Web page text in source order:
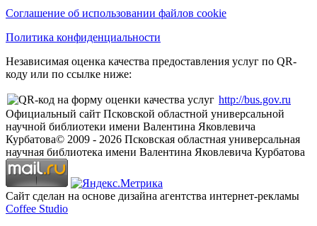
Соглашение об использовании файлов cookie
Политика конфиденциальности
Независимая оценка качества предоставления услуг по QR-
коду или по ссылке ниже:
http://bus.gov.ru
Официальный сайт Псковской областной универсальной
научной библиотеки имени Валентина Яковлевича
Курбатова© 2009 - 2026 Псковская областная универсальная
научная библиотека имени Валентина Яковлевича Курбатова
Сайт сделан на основе дизайна агентства интернет-рекламы
Coffee Studio